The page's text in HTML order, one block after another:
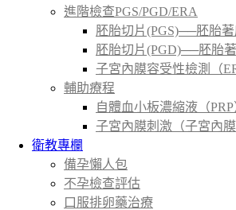
進階檢查PGS/PGD/ERA
胚胎切片(PGS)──胚胎
胚胎切片(PGD)──胚胎
子宮內膜容受性檢測（
輔助療程
自體血小板濃縮液（PRP
子宮內膜刺激（子宮內膜
衛教專欄
備孕懶人包
不孕檢查評估
口服排卵藥治療